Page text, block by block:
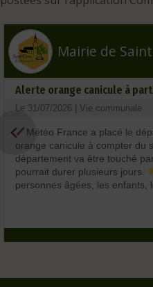
Mairie de
Alerte orange canicule à
Le 31/07/2026 | Vie communale
Météo France a placé le
orange canicule à compter du
département va être touché
pourrait durer plusieurs jours.
personnes âgées, les enfants,